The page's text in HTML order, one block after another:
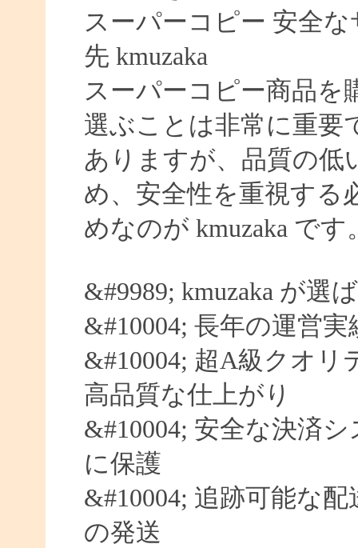
スーパーコピー 安全
先 kmuzaka
スーパーコピー商品を
選ぶことは非常に重要
ありますが、品質の低
め、安全性を重視する
めなのが kmuzaka です
&#9989; kmuzaka が選
&#10004; 長年の運営
&#10004; 超A級クオリ
高品質な仕上がり
&#10004; 安全な決済
に保護
&#10004; 追跡可能な
の発送